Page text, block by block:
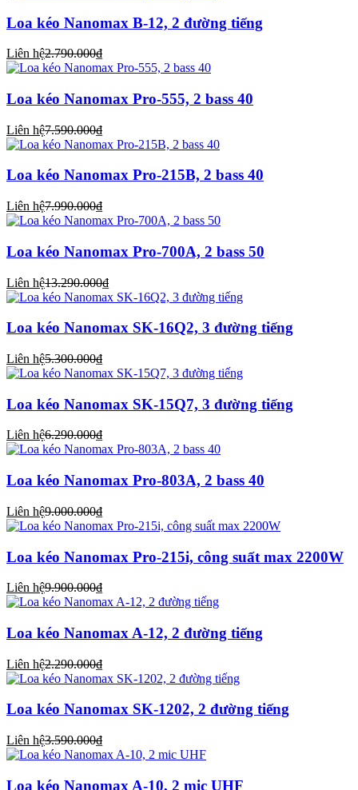
Loa kéo Nanomax B-12, 2 đường tiếng
Liên hệ2.790.000₫
Loa kéo Nanomax Pro-555, 2 bass 40
Liên hệ7.590.000₫
Loa kéo Nanomax Pro-215B, 2 bass 40
Liên hệ7.990.000₫
Loa kéo Nanomax Pro-700A, 2 bass 50
Liên hệ13.290.000₫
Loa kéo Nanomax SK-16Q2, 3 đường tiếng
Liên hệ5.300.000₫
Loa kéo Nanomax SK-15Q7, 3 đường tiếng
Liên hệ6.290.000₫
Loa kéo Nanomax Pro-803A, 2 bass 40
Liên hệ9.000.000₫
Loa kéo Nanomax Pro-215i, công suất max 2200W
Liên hệ9.900.000₫
Loa kéo Nanomax A-12, 2 đường tiếng
Liên hệ2.290.000₫
Loa kéo Nanomax SK-1202, 2 đường tiếng
Liên hệ3.590.000₫
Loa kéo Nanomax A-10, 2 mic UHF